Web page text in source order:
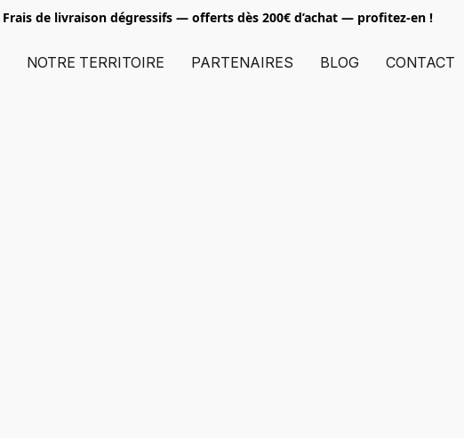
Frais de livraison dégressifs — offerts dès 200€ d’achat — profitez-en !
NOTRE TERRITOIRE PARTENAIRES BLOG CONTACT